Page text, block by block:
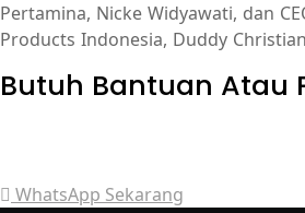
Pertamina, Nicke Widyawati, dan
Products Indonesia, Duddy
Butuh Bantuan Atau
WhatsApp Sekarang